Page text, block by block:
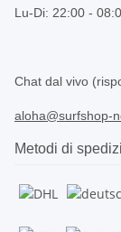
Lu-Di: 22:00 -
Chat dal vivo
aloha@surfshop-
Metodi di